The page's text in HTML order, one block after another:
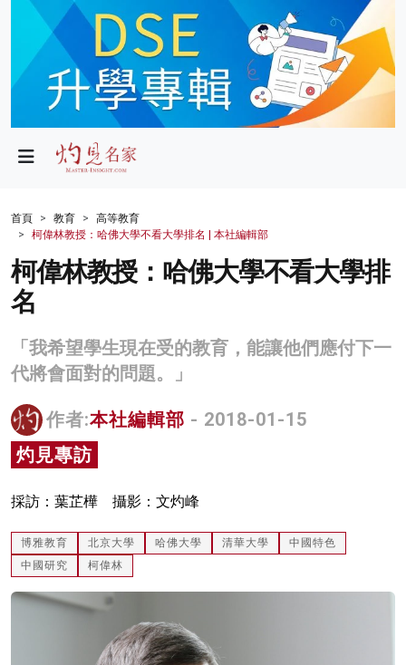
政局
財經
生活
健康
商業
科技
名家榜
灼見活動
關於我們
首頁 教育
高等教育
柯偉林教授：哈佛大學不看大學排名 | 本社編輯部
柯偉林教授：哈佛大學不看大學排
名
「我希望學生現在受的教育，能讓他們應付下一
代將會面對的問題。」
作者:本社編輯部 - 2018-01-15
灼見專訪
採訪：葉芷樺 攝影：文灼峰
博雅教育 北京大學 哈佛大學 清華大學
中國特色
中國研究
柯偉林